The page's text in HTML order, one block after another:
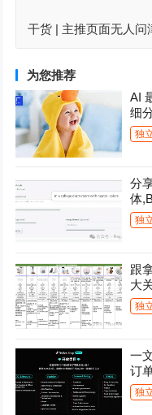
干货 | 主推页面无人问
为您推荐
AI
细
独
分
体
独
跟
大
独
一
订
独